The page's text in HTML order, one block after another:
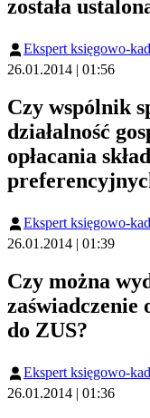
została
Ekspert księgowo-
26.01.2014 | 01:56
Czy wspólnik
działalność
opłacania
Ekspert księgowo-
26.01.2014 | 01:39
Czy można
zaświadczenie
do ZUS?
Ekspert księgowo-
26.01.2014 | 01:36